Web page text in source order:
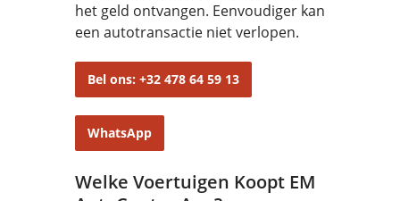
het geld ontvangen. Eenvoudiger kan
een autotransactie niet verlopen.
Bel ons: +32 478 64 59 13
WhatsApp
Welke Voertuigen Koopt EM